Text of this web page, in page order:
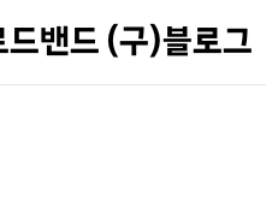
드밴드 (구)블로그